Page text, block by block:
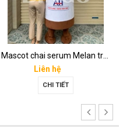
Liên hệ
CHI TIẾT